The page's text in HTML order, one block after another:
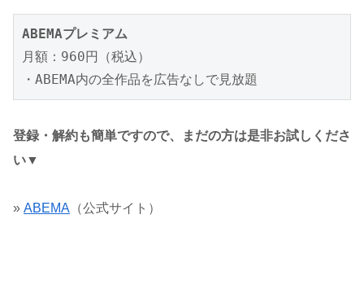
ABEMAプレミアム
月額：960円（税込）
・ABEMA内の全作品を広告なしで見放題
登録・解約も簡単ですので、まだの方は是非お試しくださ
い▼
» ABEMA （公式サイト）